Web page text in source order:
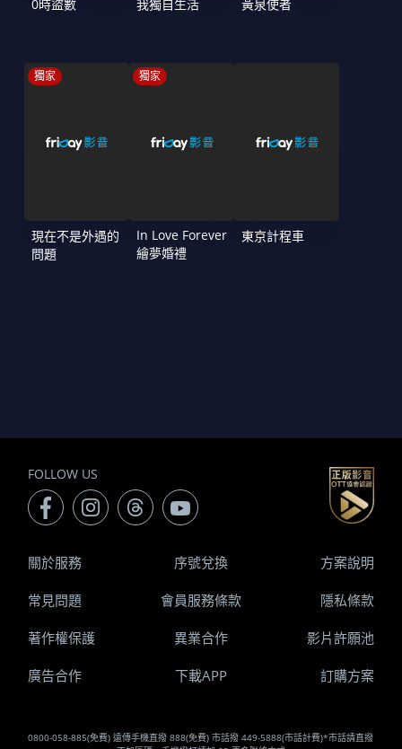
0時盜數 我獨自生活 黃泉使者
獨家
現在不是外遇的
問題
獨家
In Love Forever
繪夢婚禮
東京計程車
FOLLOW US
0800-058-885(免費) 遠傳手機直撥 888(免費) 市話撥 449-5888(市話計費)*市話請直撥
關於服務 序號兌換 方案說明
常見問題 會員服務條款 隱私條款
著作權保護 異業合作 影片許願池
廣告合作 下載APP 訂購方案